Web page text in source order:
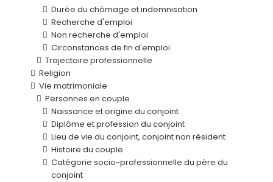
Durée du chômage et indemnisation
Recherche d'emploi
Non recherche d'emploi
Circonstances de fin d'emploi
Trajectoire professionnelle
Religion
Vie matrimoniale
Personnes en couple
Naissance et origine du conjoint
Diplôme et profession du conjoint
Lieu de vie du conjoint, conjoint non résident
Histoire du couple
Catégorie socio-professionnelle du père du
conjoint